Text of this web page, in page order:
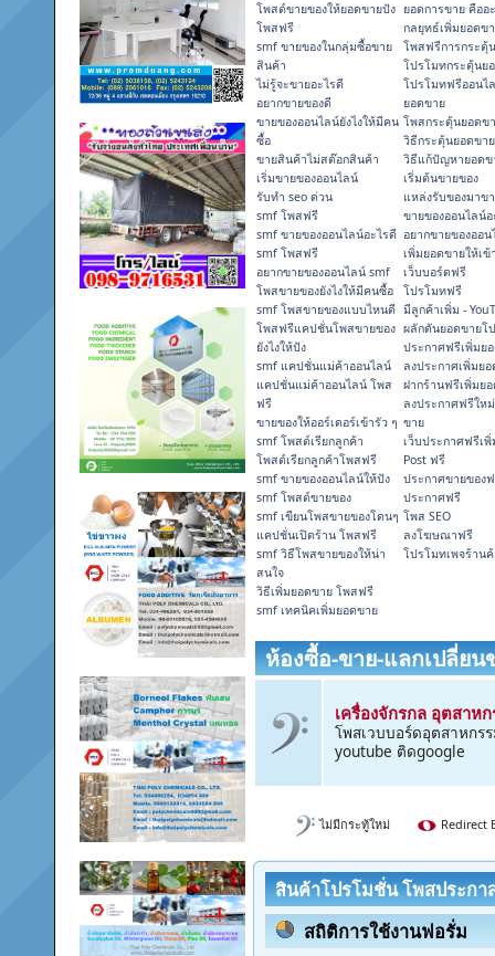
โพสต์ขายของให้ยอดขายปัง
โพสฟรี
smf ขายของในกลุ่มซื้อขาย
สินค้า
ไม่รู้จะขายอะไรดี
อยากขายของดี
ขายของออนไลน์ยังไงให้มีคน
ซื้อ
ขายสินค้าไม่สต๊อกสินค้า
เริ่มขายของออนไลน์
รับทำ seo ด่วน
smf โพสฟรี
smf ขายของออนไลน์อะไรดี
smf โพสฟรี
อยากขายของออนไลน์ smf
โพสขายของยังไงให้มีคนซื้อ
smf โพสขายของแบบไหนดี
โพสฟรีแคปชั่นโพสขายของ
ยังไงให้ปัง
smf แคปชั่นแม่ค้าออนไลน์
แคปชั่นแม่ค้าออนไลน์ โพส
ฟรี
ขายของให้ออร์เดอร์เข้ารัว ๆ
smf โพสต์เรียกลูกค้า
โพสต์เรียกลูกค้าโพสฟรี
smf ขายของออนไลน์ให้ปัง
smf โพสต์ขายของ
smf เขียนโพสขายของโดนๆ
แคปชั่นเปิดร้าน โพสฟรี
smf วิธีโพสขายของให้น่า
สนใจ
วิธีเพิ่มยอดขาย โพสฟรี
smf เทคนิคเพิ่มยอดขาย
ยอดการขาย คืออ
กลยุทธ์เพิ่มยอดข
โพสฟรีการกระตุ้
โปรโมทกระตุ้นย
โปรโมทฟรีออนไ
ยอดขาย
โพสกระตุ้นยอดข
วิธีกระตุ้นยอดขา
วิธีแก้ปัญหายอดข
เริ่มต้นขายของ
แหล่งรับของมาข
ขายของออนไลน์อ
อยากขายของออน
เพิ่มยอดขายให้เข้
เว็บบอร์ดฟรี
โปรโมทฟรี
มีลูกค้าเพิ่ม -
ผลักดันยอดขายโ
ประกาศฟรีเพิ่มย
ลงประกาศเพิ่มย
ฝากร้านฟรีเพิ่มย
ลงประกาศฟรีให
ขาย
เว็บประกาศฟรีเ
Post ฟรี
ประกาศขายของ
ประกาศฟรี
โพส SEO
ลงโฆษณาฟรี
โปรโมทเพจร้าน
ห้องซื้อ-ขาย-แลกเปลี่ยน
เครื่องจักรกล อุตสาห
โพสเวบบอร์ดอุตสาหกร
youtube ติดgoogle
ไม่มีกระทู้ใหม่ Redirect
สินค้าโปรโมชั่น โพสประก
สถิติการใช้งานฟอรั่ม